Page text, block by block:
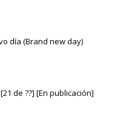
día (Brand new day)
de ??] [En publicación]